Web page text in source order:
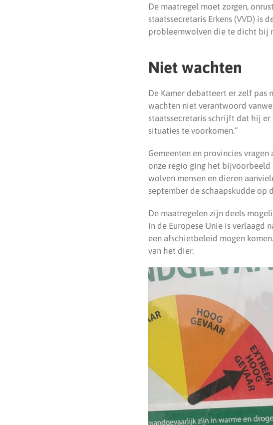
De maatregel moet zorgen,
staatssecretaris Erkens (VVD) is
probleemwolven die te dicht bij
Niet wachten
De Kamer debatteert er zelf pas
wachten niet verantwoord
staatssecretaris schrijft dat hij
situaties te voorkomen.”
Gemeenten en provincies
onze regio ging het bijvoorbeeld
wolven mensen en dieren
september de schaapskudde op
De maatregelen zijn deels
in de Europese Unie is verlaagd
een afschietbeleid mogen
van het dier.